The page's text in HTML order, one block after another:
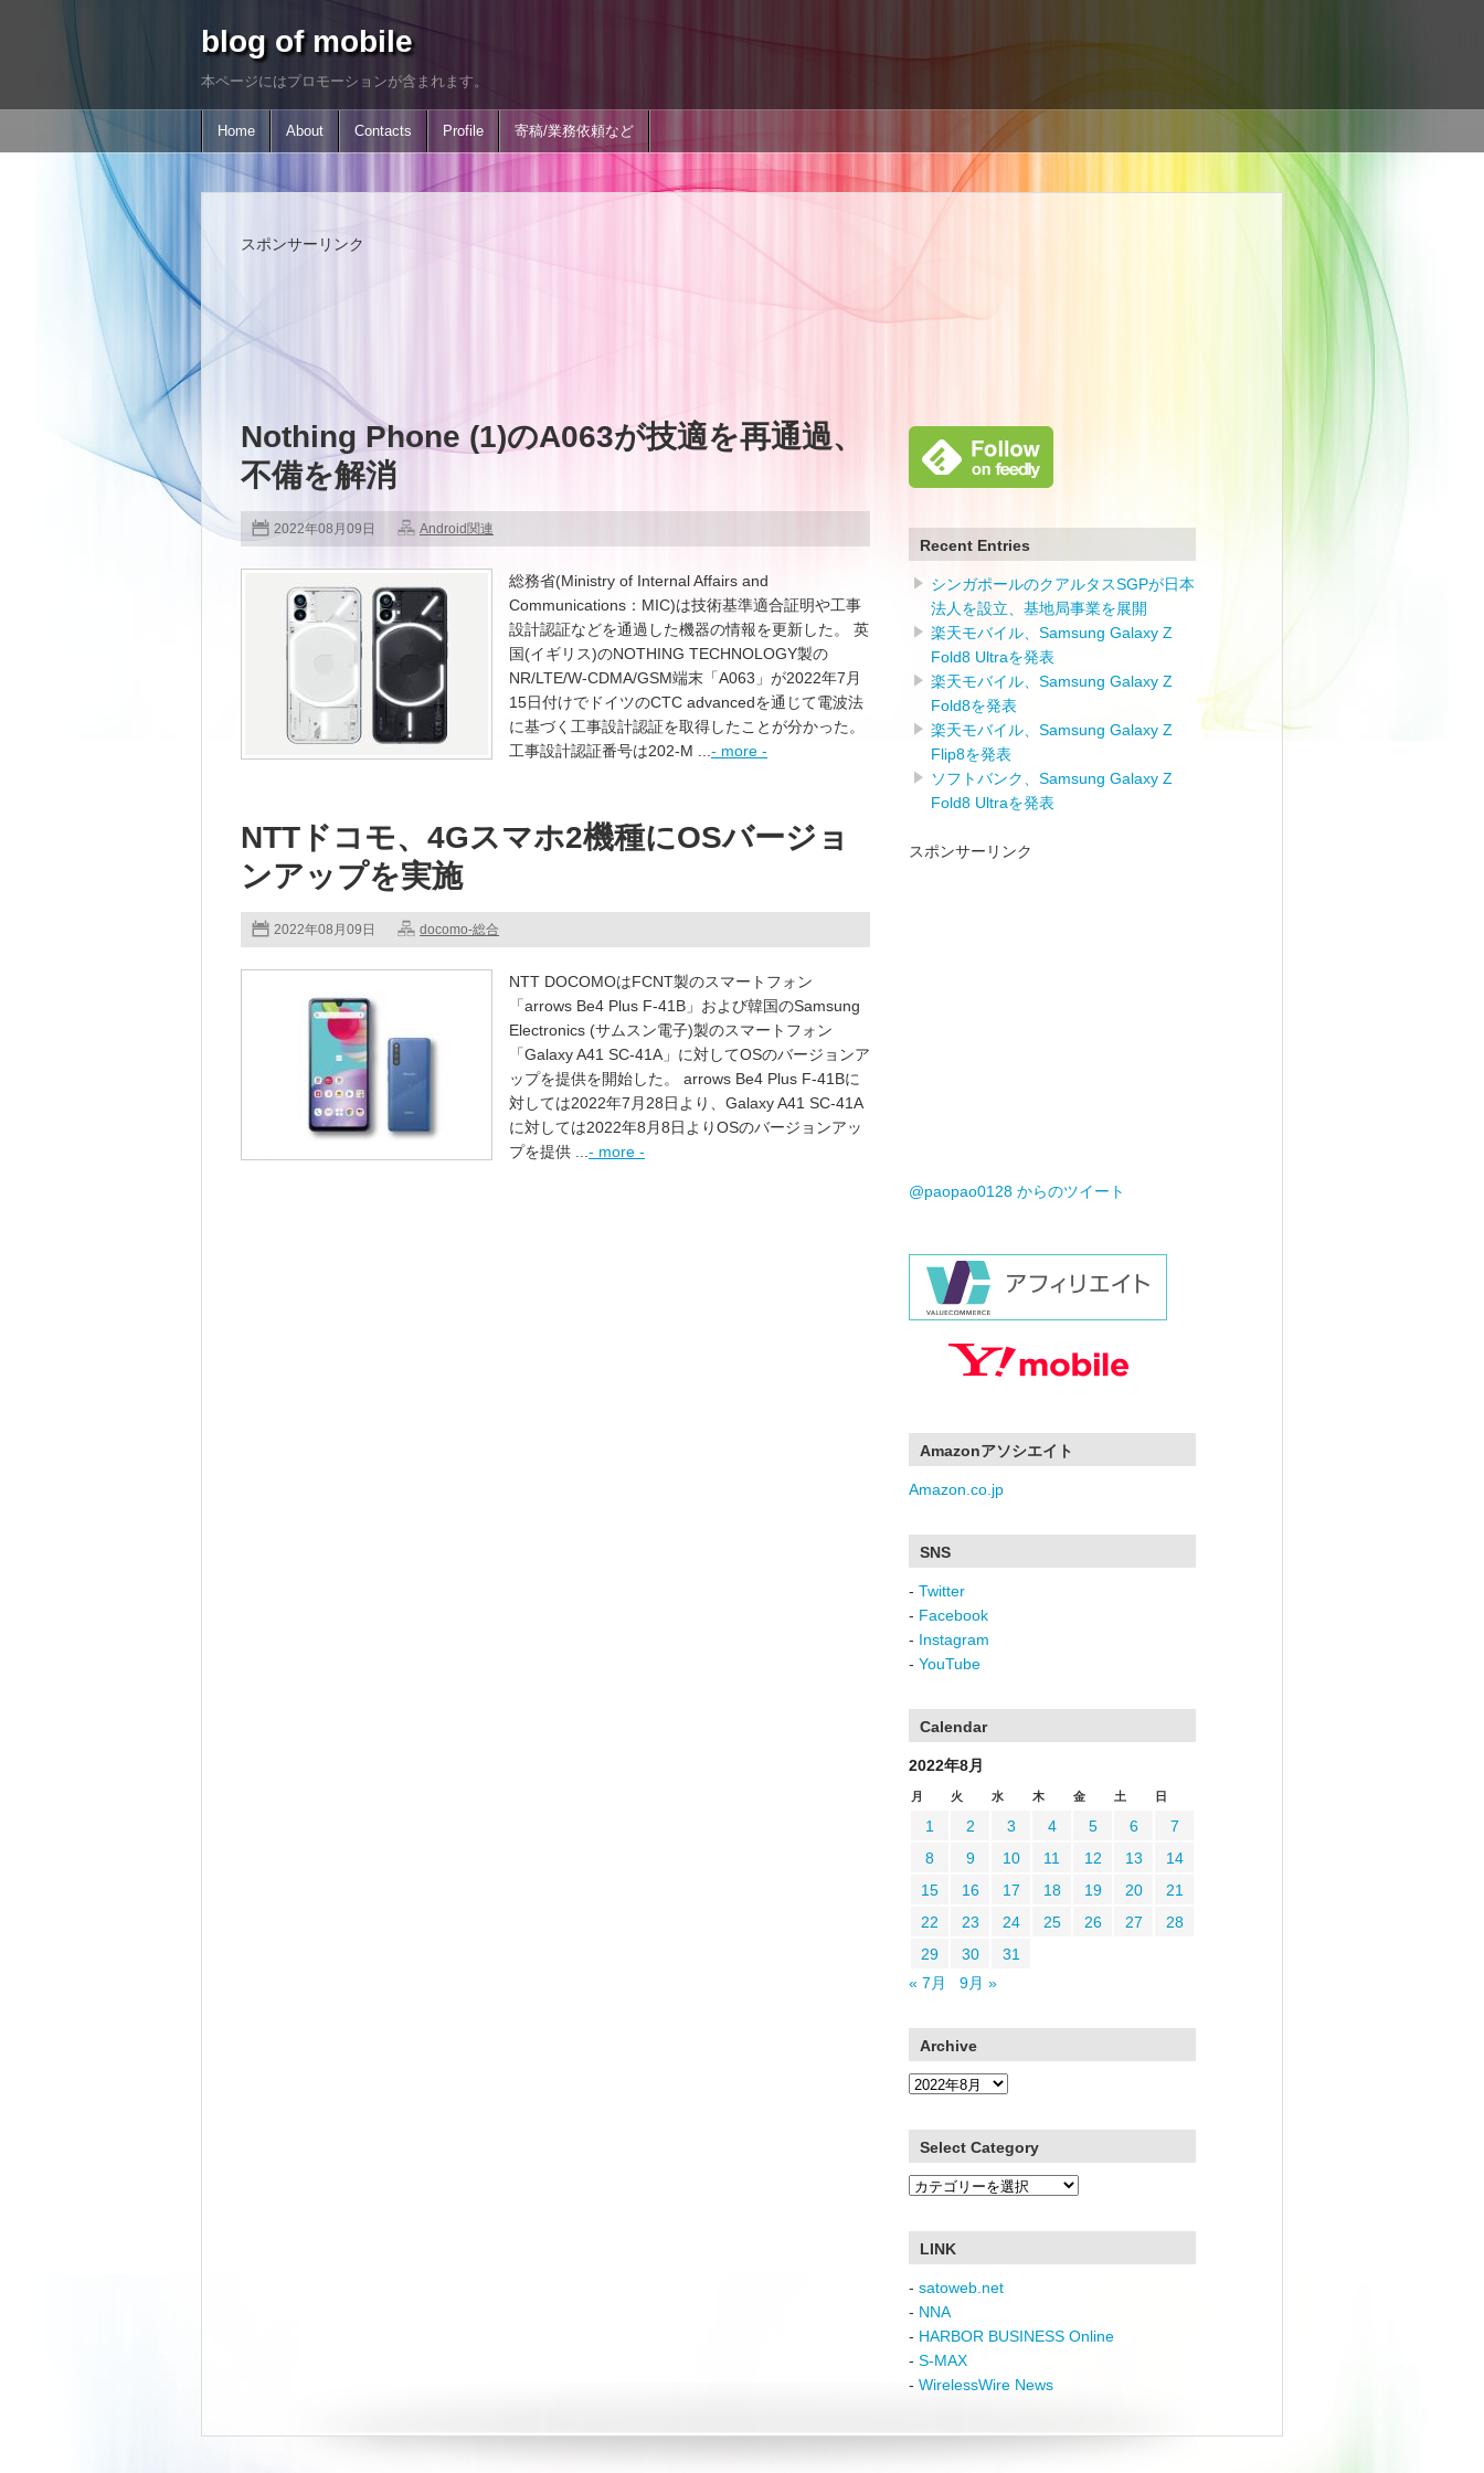
blog of mobile
本ページにはプロモーションが含まれます。
Home About Contacts Profile 寄稿/業務依頼など
スポンサーリンク
Nothing Phone (1)のA063が技適を再通過、
不備を解消
2022年08月09日 Android関連
総務省(Ministry of Internal Affairs and
Communications：MIC)は技術基準適合証明や工事
設計認証などを通過した機器の情報を更新した。 英
国(イギリス)のNOTHING TECHNOLOGY製の
NR/LTE/W-CDMA/GSM端末「A063」が2022年7月
15日付けでドイツのCTC advancedを通じて電波法
に基づく工事設計認証を取得したことが分かった。
工事設計認証番号は202-M ... - more -
NTTドコモ、4Gスマホ2機種にOSバージョ
ンアップを実施
2022年08月09日 docomo-総合
NTT DOCOMOはFCNT製のスマートフォン
「arrows Be4 Plus F-41B」および韓国のSamsung
Electronics (サムスン電子)製のスマートフォン
「Galaxy A41 SC-41A」に対してOSのバージョンア
ップを提供を開始した。 arrows Be4 Plus F-41Bに
対しては2022年7月28日より、Galaxy A41 SC-41A
に対しては2022年8月8日よりOSのバージョンアッ
プを提供 ... - more -
Recent Entries
シンガポールのクアルタスSGPが日本
法人を設立、基地局事業を展開
楽天モバイル、Samsung Galaxy Z
Fold8 Ultraを発表
楽天モバイル、Samsung Galaxy Z
Fold8を発表
楽天モバイル、Samsung Galaxy Z
Flip8を発表
ソフトバンク、Samsung Galaxy Z
Fold8 Ultraを発表
スポンサーリンク
@paopao0128 からのツイート
Amazonアソシエイト
Amazon.co.jp
SNS
- Twitter
- Facebook
- Instagram
- YouTube
Calendar
2022年8月
月 火 水 木 金 土 日
1 2 3 4 5 6
7
8
9 10 11 12 13
14
15
16 17 18 19 20
21
22
23 24 25 26 27
28
29
30
31
« 7月
9月 »
Archive
Archive
Select Category
Select
LINK
- satoweb.net
- NNA
- HARBOR BUSINESS Online
- S-MAX
- WirelessWire News